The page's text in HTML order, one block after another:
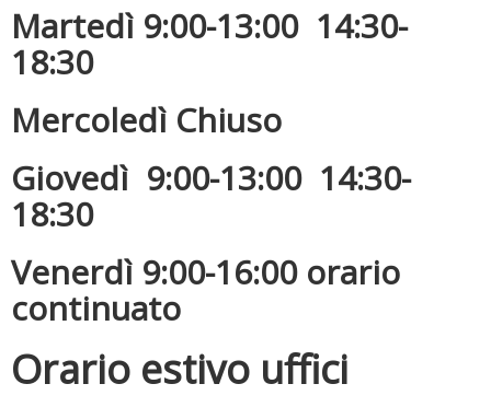
Luglio 2026: "Pensando con i piedi, si possono fare le
rivoluzioni"
Martedì 9:00-13:00 14:30-
18:30
Mercoledì Chiuso
Giovedì 9:00-13:00 14:30-
18:30
Venerdì 9:00-16:00 orario
continuato
Orario estivo uffici